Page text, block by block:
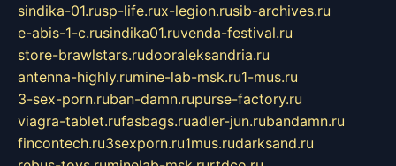
sindika-01.rusp-life.rux-legion.rusib-archives.ru
e-abis-1-c.rusindika01.ruvenda-festival.ru
store-brawlstars.rudooraleksandria.ru
antenna-highly.rumine-lab-msk.ru1-mus.ru
3-sex-porn.ruban-damn.rupurse-factory.ru
viagra-tablet.rufasbags.ruadler-jun.rubandamn.ru
fincontech.ru3sexporn.ru1mus.rudarksand.ru